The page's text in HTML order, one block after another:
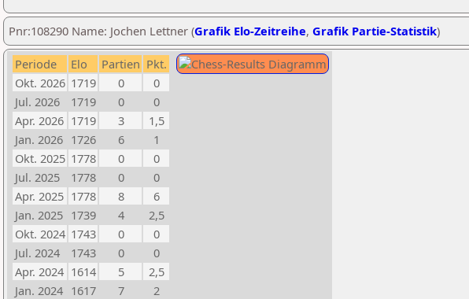
Pnr:108290 Name: Jochen Lettner (Grafik Elo-Zeitreihe, Grafik Partie-Statistik)
Periode Elo Partien Pkt.
Okt. 2026 1719 0
0
Jul. 2026
1719 0
0
Apr. 2026 1719 3
1,5
Jan. 2026 1726 6
1
Okt. 2025 1778 0
0
Jul. 2025
1778 0
0
Apr. 2025 1778 8
6
Jan. 2025 1739 4
2,5
Okt. 2024 1743 0
0
Jul. 2024
1743 0
0
Apr. 2024 1614 5
2,5
Jan. 2024 1617 7
2